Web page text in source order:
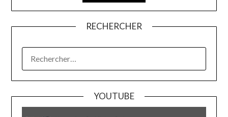
RECHERCHER
YOUTUBE